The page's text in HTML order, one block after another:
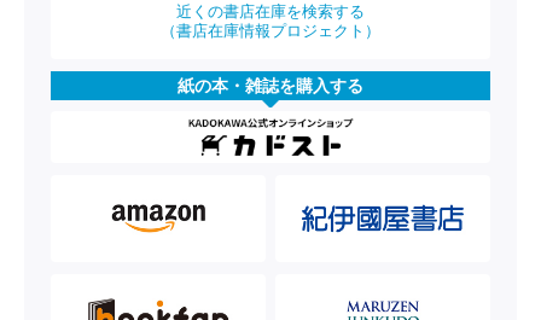
近くの書店在庫を検索する
（書店在庫情報プロジェクト）
紙の本・雑誌を購入する